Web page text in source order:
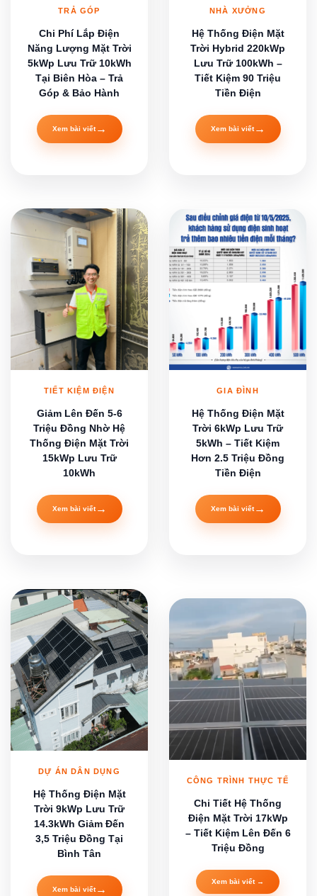
TRẢ GÓP
Chi Phí Lắp Điện
Năng Lượng Mặt Trời
5kWp Lưu Trữ 10kWh
Tại Biên Hòa – Trả
Góp & Bảo Hành
Xem bài viết→
NHÀ XƯỞNG
Hệ Thống Điện Mặt
Trời Hybrid 220kWp
Lưu Trữ 100kWh –
Tiết Kiệm 90 Triệu
Tiền Điện
Xem bài viết→
TIẾT KIỆM ĐIỆN
Giảm Lên Đến 5-6
Triệu Đồng Nhờ Hệ
Thống Điện Mặt Trời
15kWp Lưu Trữ
10kWh
Xem bài viết→
GIA ĐÌNH
Hệ Thống Điện Mặt
Trời 6kWp Lưu Trữ
5kWh – Tiết Kiệm
Hơn 2.5 Triệu Đồng
Tiền Điện
Xem bài viết→
DỰ ÁN DÂN DỤNG
Hệ Thống Điện Mặt
Trời 9kWp Lưu Trữ
14.3kWh Giảm Đến
3,5 Triệu Đồng Tại
Bình Tân
Xem bài viết→
CÔNG TRÌNH THỰC TẾ
Chi Tiết Hệ Thống
Điện Mặt Trời 17kWp
– Tiết Kiệm Lên Đến 6
Triệu Đồng
Xem bài viết →